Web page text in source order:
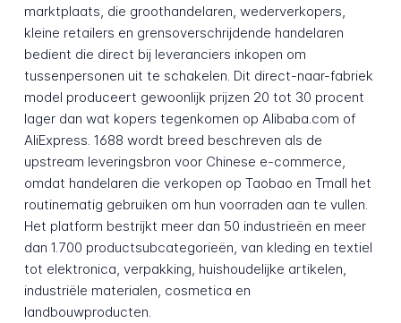
marktplaats, die groothandelaren, wederverkopers,
kleine retailers en grensoverschrijdende handelaren
bedient die direct bij leveranciers inkopen om
tussenpersonen uit te schakelen. Dit direct-naar-fabriek
model produceert gewoonlijk prijzen 20 tot 30 procent
lager dan wat kopers tegenkomen op Alibaba.com of
AliExpress. 1688 wordt breed beschreven als de
upstream leveringsbron voor Chinese e-commerce,
omdat handelaren die verkopen op Taobao en Tmall het
routinematig gebruiken om hun voorraden aan te vullen.
Het platform bestrijkt meer dan 50 industrieën en meer
dan 1.700 productsubcategorieën, van kleding en textiel
tot elektronica, verpakking, huishoudelijke artikelen,
industriële materialen, cosmetica en
landbouwproducten.